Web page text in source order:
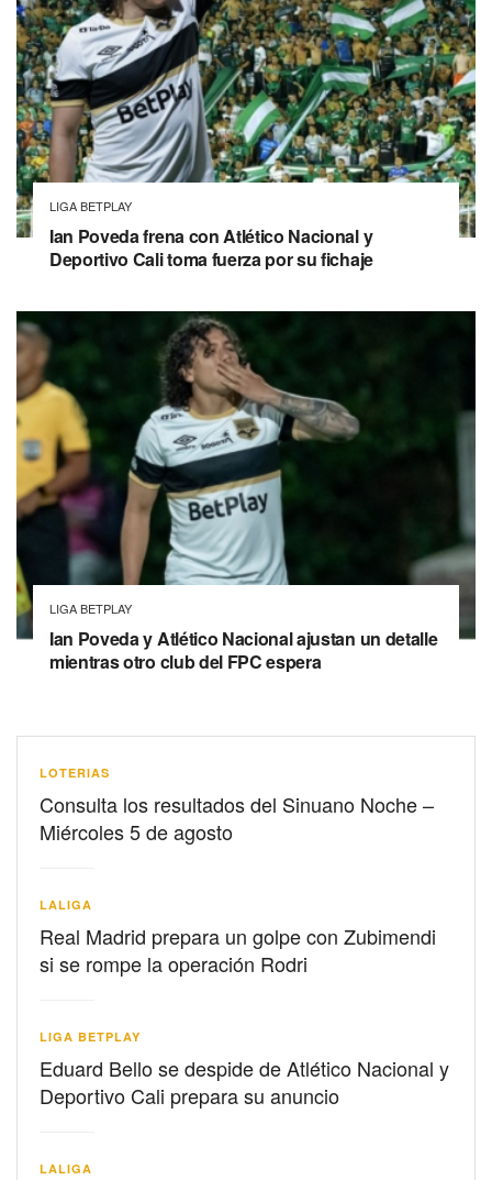
LIGA BETPLAY
Ian Poveda frena con Atlético Nacional y
Deportivo Cali toma fuerza por su fichaje
LIGA BETPLAY
Ian Poveda y Atlético Nacional ajustan un detalle
mientras otro club del FPC espera
LOTERIAS
Consulta los resultados del Sinuano Noche –
Miércoles 5 de agosto
LALIGA
Real Madrid prepara un golpe con Zubimendi
si se rompe la operación Rodri
LIGA BETPLAY
Eduard Bello se despide de Atlético Nacional y
Deportivo Cali prepara su anuncio
LALIGA